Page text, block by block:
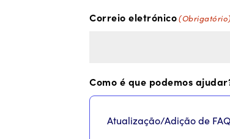
Correio eletrónico(Obrigatório)
Como é que podemos